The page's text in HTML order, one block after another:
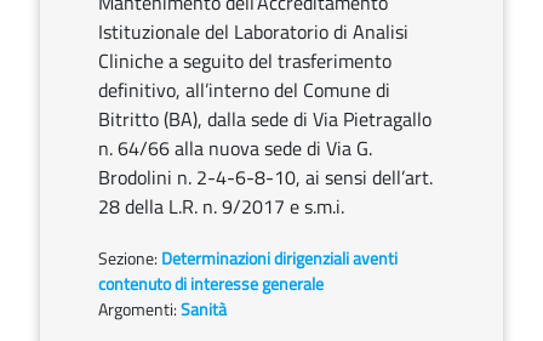
Istituzionale del Laboratorio di Analisi
Cliniche a seguito del trasferimento
definitivo, all’interno del Comune di
Bitritto (BA), dalla sede di Via Pietragallo
n. 64/66 alla nuova sede di Via G.
Brodolini n. 2-4-6-8-10, ai sensi dell’art.
28 della L.R. n. 9/2017 e s.m.i.
Sezione: Determinazioni dirigenziali aventi
contenuto di interesse generale
Argomenti:Sanità